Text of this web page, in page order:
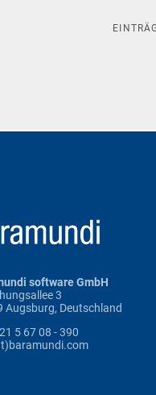
software GmbH
3
Augsburg, Deutschland
5 67 08 - 390